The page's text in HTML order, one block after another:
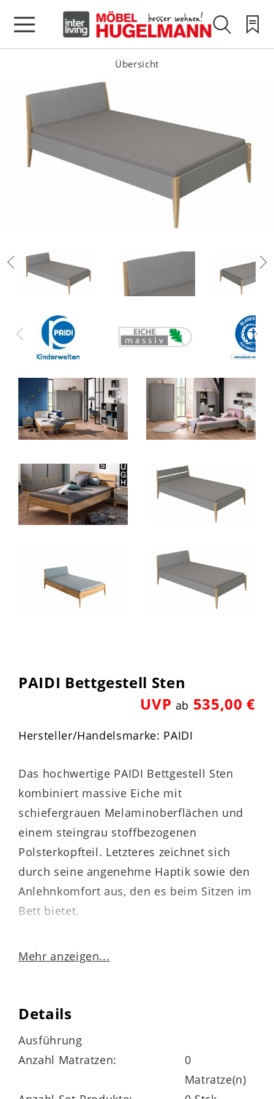
Übersicht
PAIDI Bettgestell Sten
UVP ab 535,00 €
Hersteller/Handelsmarke: PAIDI
Das hochwertige PAIDI Bettgestell Sten
kombiniert massive Eiche mit
schiefergrauen Melaminoberflächen und
einem steingrau stoffbezogenen
Polsterkopfteil. Letzteres zeichnet sich
durch seine angenehme Haptik sowie den
Anlehnkomfort aus, den es beim Sitzen im
Bett bietet.
zählen die Lichtechtheit sowie die
pflegeleicht. Die massive Eiche begeistert
mit ihrer extremen Robustheit und
Stabilität. Zudem strahlt sie warme
Natürlichkeit aus. Der Holzton harmoniert
Mehr anzeigen...
Details
Ausführung
Anzahl Matratzen:
0
Matratze(n)